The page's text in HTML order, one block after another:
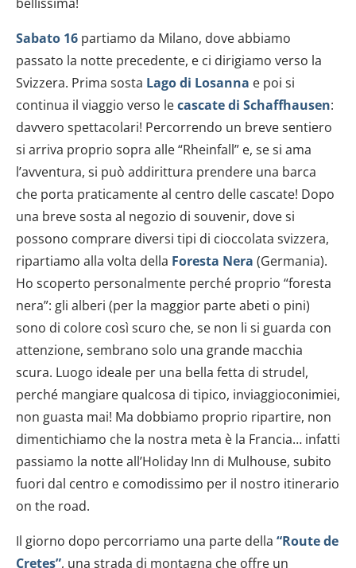
Sabato 16 partiamo da Milano, dove abbiamo
passato la notte precedente, e ci dirigiamo verso la
Svizzera. Prima sosta Lago di Losanna e poi si
continua il viaggio verso lecascate di Schaffhausen:
davvero spettacolari! Percorrendo un breve sentiero
si arriva proprio sopra alle “Rheinfall” e, se si ama
l’avventura, si può addirittura prendere una barca
che porta praticamente al centro delle cascate! Dopo
una breve sosta al negozio di souvenir, dove si
possono comprare diversi tipi di cioccolata svizzera,
ripartiamo alla volta della Foresta Nera (Germania).
Ho scoperto personalmente perché proprio “foresta
nera”: gli alberi (per la maggior parte abeti o pini)
sono di colore così scuro che, se non li si guarda con
attenzione, sembrano solo una grande macchia
scura. Luogo ideale per una bella fetta di strudel,
perché mangiare qualcosa di tipico, inviaggioconimiei,
non guasta mai! Ma dobbiamo proprio ripartire, non
dimentichiamo che la nostra meta è la Francia… infatti
passiamo la notte all’Holiday Inn di Mulhouse, subito
fuori dal centro e comodissimo per il nostro itinerario
on the road.
Il giorno dopo percorriamo una parte della “Route de
Cretes”, una strada di montagna che offre un